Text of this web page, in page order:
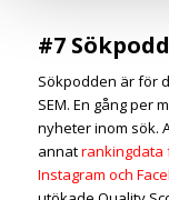
#7
Sökpodden är för
SEM. En gång per
nyheter inom sök.
annatrankingdata
Instagram och